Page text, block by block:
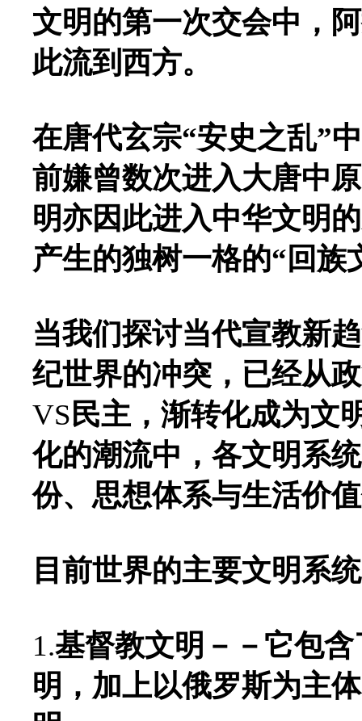
文明的第一次交会中，
此流到西方。
在唐代玄宗“安史之乱”
前嫌曾数次进入大唐中
明亦因此进入中华文明
产生的独树一格的“回族
当我们探讨当代宣教新
纪世界的冲突，已经从
VS民主，渐转化成为文
化的潮流中，各文明系
份、思想体系与生活价
目前世界的主要文明系
1.基督教文明－－它包
明，加上以俄罗斯为主